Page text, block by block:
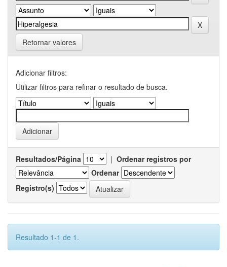
Retornar valores
Adicionar filtros:
Utilizar filtros para refinar o resultado de busca.
Resultados/Página | Ordenar registros por
Ordenar
Registro(s)
Resultado 1-1 de 1.